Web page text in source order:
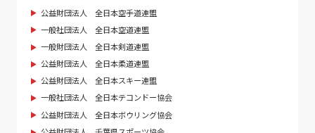
公益財団法人 全日本空手道連盟
一般社団法人 全日本空道連盟
一般財団法人 全日本剣道連盟
公益財団法人 全日本柔道連盟
公益財団法人 全日本スキー連盟
一般社団法人 全日本テコンドー協会
公益財団法人 全日本ボウリング協会